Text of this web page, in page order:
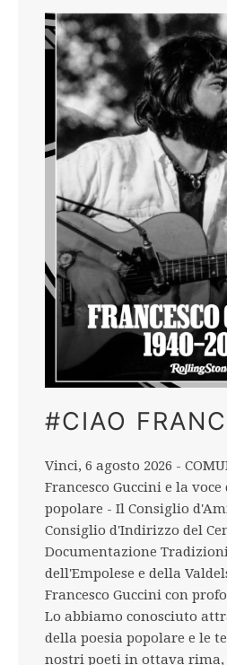
#CIAO
Vinci, 6 agosto 2026 -
Francesco Guccini e la
popolare - Il Consiglio
Consiglio d'Indirizzo del
Documentazione
dell'Empolese e della
Francesco Guccini con
Lo abbiamo conosciuto
della poesia popolare e le
nostri poeti in ottava